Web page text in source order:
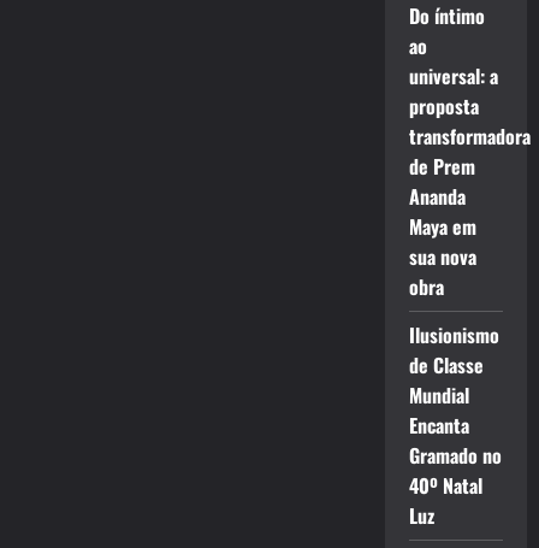
Do íntimo
ao
universal: a
proposta
transformadora
de Prem
Ananda
Maya em
sua nova
obra
Ilusionismo
de Classe
Mundial
Encanta
Gramado no
40º Natal
Luz